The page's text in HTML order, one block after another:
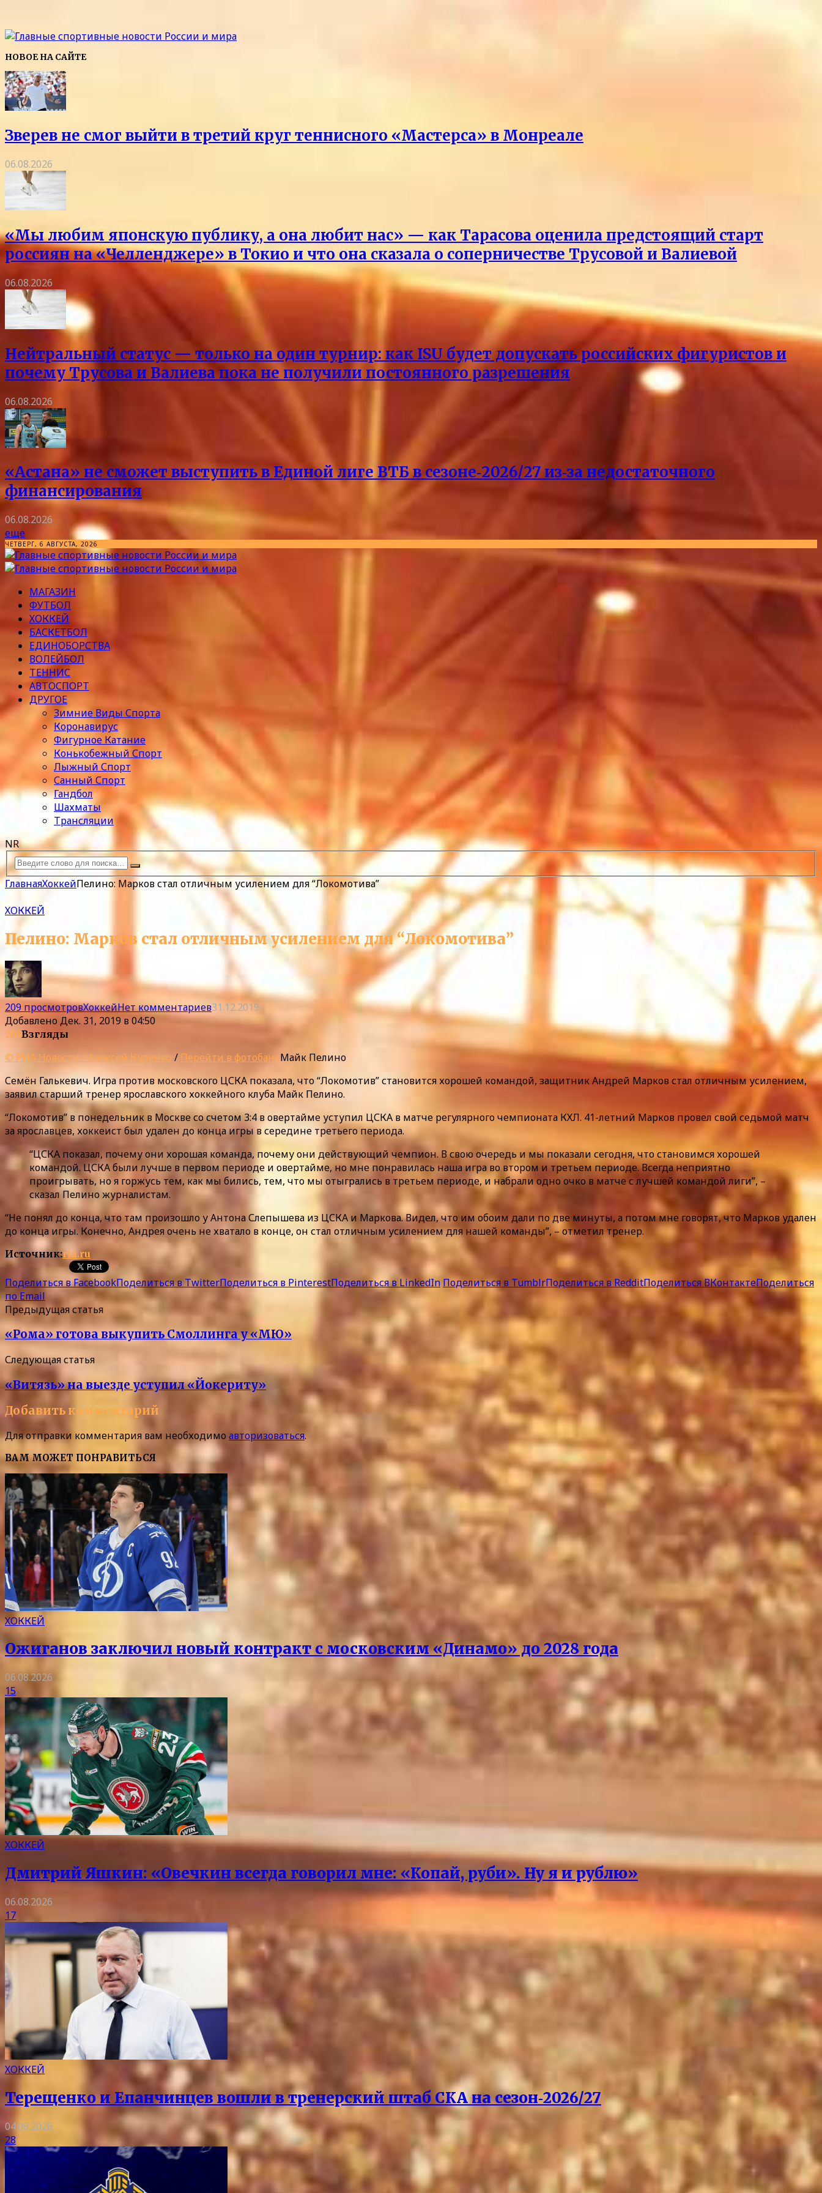
НОВОЕ НА САЙТЕ
Зверев не смог выйти в третий круг теннисного «Мастерса» в Монреале
06.08.2026
«Мы любим японскую публику, а она любит нас» — как Тарасова оценила предстоящий старт
россиян на «Челленджере» в Токио и что она сказала о соперничестве Трусовой и Валиевой
06.08.2026
Нейтральный статус — только на один турнир: как ISU будет допускать российских фигуристов и
почему Трусова и Валиева пока не получили постоянного разрешения
06.08.2026
«Астана» не сможет выступить в Единой лиге ВТБ в сезоне‑2026/27 из‑за недостаточного
финансирования
06.08.2026
еще
ЧЕТВЕРГ, 6 АВГУСТА, 2026
МАГАЗИН
ФУТБОЛ
ХОККЕЙ
БАСКЕТБОЛ
ЕДИНОБОРСТВА
ВОЛЕЙБОЛ
ТЕННИС
АВТОСПОРТ
ДРУГОЕ
Зимние Виды Спорта
Коронавирус
Фигурное Катание
Конькобежный Спорт
Лыжный Спорт
Санный Спорт
Гандбол
Шахматы
Трансляции
NR
ГлавнаяХоккейПелино: Марков стал отличным усилением для “Локомотива”
ХОККЕЙ
Пелино: Марков стал отличным усилением для “Локомотива”
209 просмотровХоккейНет комментариев31.12.2019
ДобавленоДек. 31, 2019 в 04:50
209Взгляды
© РИА Новости / Алексей Куденко / Перейти в фотобанкМайк Пелино
Семён Галькевич. Игра против московского ЦСКА показала, что “Локомотив” становится хорошей командой, защитник Андрей Марков стал отличным усилением,
заявил старший тренер ярославского хоккейного клуба Майк Пелино.
“Локомотив” в понедельник в Москве со счетом 3:4 в овертайме уступил ЦСКА в матче регулярного чемпионата КХЛ. 41-летний Марков провел свой седьмой матч
за ярославцев, хоккеист был удален до конца игры в середине третьего периода.
“ЦСКА показал, почему они хорошая команда, почему они действующий чемпион. В свою очередь и мы показали сегодня, что становимся хорошей
командой. ЦСКА были лучше в первом периоде и овертайме, но мне понравилась наша игра во втором и третьем периоде. Всегда неприятно
проигрывать, но я горжусь тем, как мы бились, тем, что мы отыгрались в третьем периоде, и набрали одно очко в матче с лучшей командой лиги”, –
сказал Пелино журналистам.
“Не понял до конца, что там произошло у Антона Слепышева из ЦСКА и Маркова. Видел, что им обоим дали по две минуты, а потом мне говорят, что Марков удален
до конца игры. Конечно, Андрея очень не хватало в конце, он стал отличным усилением для нашей команды”, – отметил тренер.
Источник:ria.ru
Поделиться в FacebookПоделиться в TwitterПоделиться в PinterestПоделиться в LinkedIn Поделиться в TumblrПоделиться в RedditПоделиться ВКонтактеПоделиться
по Email
Предыдущая статья
«Рома» готова выкупить Смоллинга у «МЮ»
Следующая статья
«Витязь» на выезде уступил «Йокериту»
Добавить комментарий
Для отправки комментария вам необходимоавторизоваться.
ВАМ МОЖЕТ ПОНРАВИТЬСЯ
ХОККЕЙ
Ожиганов заключил новый контракт с московским «Динамо» до 2028 года
06.08.2026
15
ХОККЕЙ
Дмитрий Яшкин: «Овечкин всегда говорил мне: «Копай, руби». Ну я и рублю»
06.08.2026
17
ХОККЕЙ
Терещенко и Епанчинцев вошли в тренерский штаб СКА на сезон‑2026/27
04.08.2026
28